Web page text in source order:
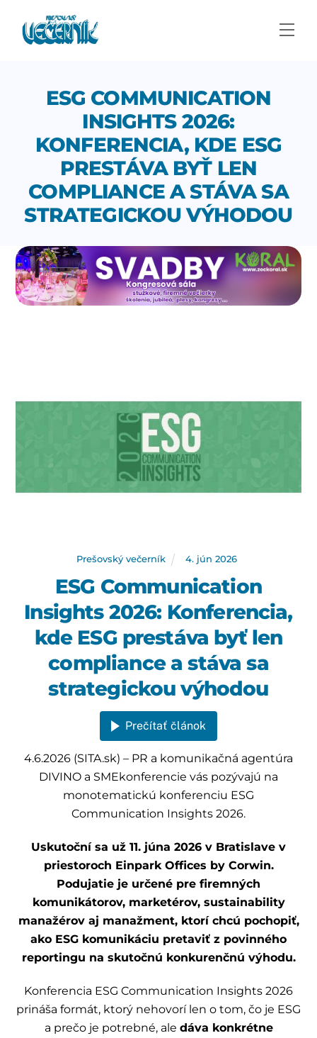
content
ESG COMMUNICATION
INSIGHTS 2026:
KONFERENCIA, KDE ESG
PRESTÁVA BYŤ LEN
COMPLIANCE A STÁVA SA
STRATEGICKOU VÝHODOU
Prešovský večerník 4. jún 2026
ESG Communication
Insights 2026: Konferencia,
kde ESG prestáva byť len
compliance a stáva sa
strategickou výhodou
Prečítať článok
4.6.2026 (SITA.sk) – PR a komunikačná agentúra
DIVINO a SMEkonferencie vás pozývajú na
monotematickú konferenciu ESG
Communication Insights 2026.
Uskutoční sa už 11. júna 2026 v Bratislave v
priestoroch Einpark Offices by Corwin.
Podujatie je určené pre firemných
komunikátorov, marketérov, sustainability
manažérov aj manažment, ktorí chcú pochopiť,
ako ESG komunikáciu pretaviť z povinného
reportingu na skutočnú konkurenčnú výhodu.
Konferencia ESG Communication Insights 2026
prináša formát, ktorý nehovorí len o tom, čo je ESG
a prečo je potrebné, ale dáva konkrétne